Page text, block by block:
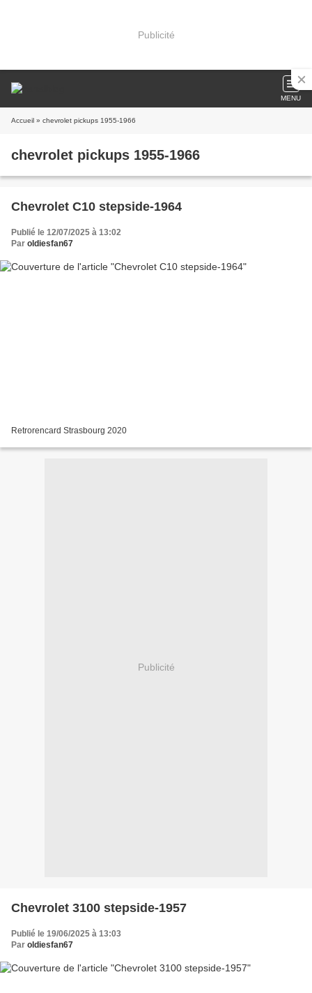
Publicité
MENU
Accueil » chevrolet pickups 1955-1966
chevrolet pickups 1955-1966
Chevrolet C10 stepside-1964
Publié le 12/07/2025 à 13:02
Par oldiesfan67
Retrorencard Strasbourg 2020
Publicité
Chevrolet 3100 stepside-1957
Publié le 19/06/2025 à 13:03
Par oldiesfan67